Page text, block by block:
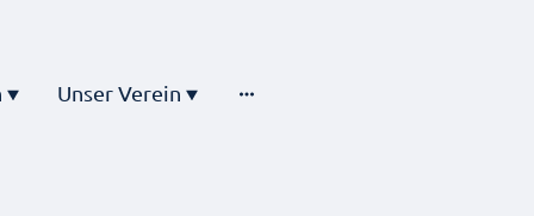
Unser Verein